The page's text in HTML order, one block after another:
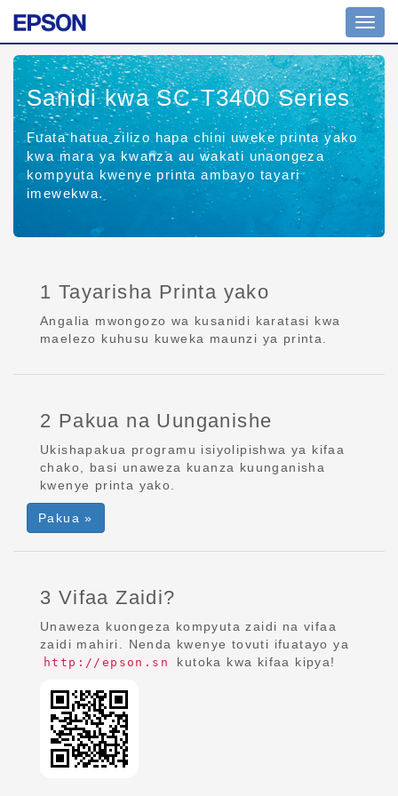
Sanidi kwa SC-T3400 Series
Fuata hatua zilizo hapa chini uweke printa yako
kwa mara ya kwanza au wakati unaongeza
kompyuta kwenye printa ambayo tayari
imewekwa.
1 Tayarisha Printa yako
Angalia mwongozo wa kusanidi karatasi kwa
maelezo kuhusu kuweka maunzi ya printa.
2 Pakua na Uunganishe
Ukishapakua programu isiyolipishwa ya kifaa
chako, basi unaweza kuanza kuunganisha
kwenye printa yako.
Pakua »
3 Vifaa Zaidi?
Unaweza kuongeza kompyuta zaidi na vifaa
zaidi mahiri. Nenda kwenye tovuti ifuatayo ya
http://epson.sn kutoka kwa kifaa kipya!